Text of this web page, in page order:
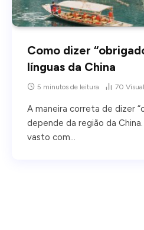
Como dizer
línguas da China
5 minutos de leitura 70
A maneira correta de dizer
depende da região da
vasto com…